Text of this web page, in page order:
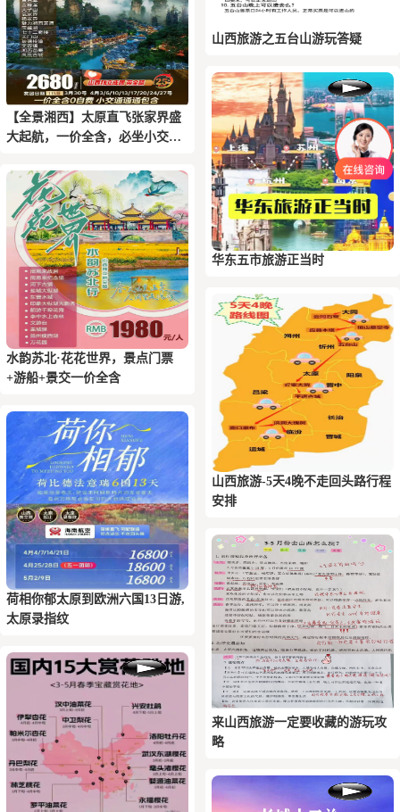
【全景湘西】太原直飞张家界盛
大起航，一价全含，必坐小交通
水韵苏北·花花世界，景点门票
+游船+景交一价全含
荷相你‬郁太原到欧洲六国13日游,
太原录指纹
山西旅游之五台山游玩答疑
华东五市旅游正当时
山西旅游-5天4晚不走回头路行程
安排
来山西旅游一定要收藏的游玩攻
略